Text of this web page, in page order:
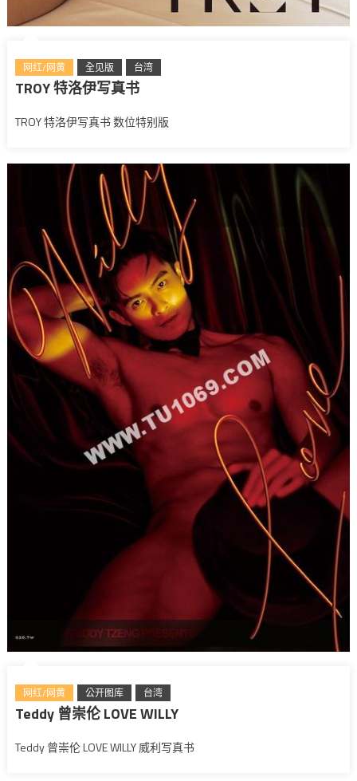
网红/网黄 全见版 台湾
TROY 特洛伊写真书
TROY 特洛伊写真书 数位特别版
网红/网黄 公开图库 台湾
Teddy 曾崇伦 LOVE WILLY
Teddy 曾崇伦 LOVE WILLY 威利写真书